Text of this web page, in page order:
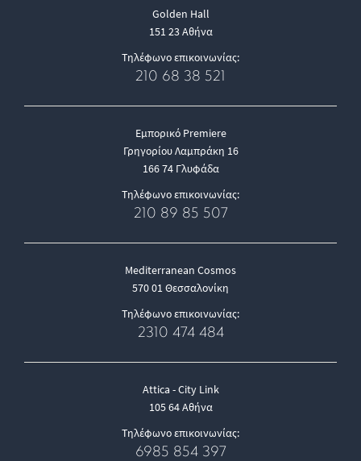
Golden Hall
151 23 Αθήνα
Τηλέφωνο επικοινωνίας:
210 68 38 521
Εμπορικό Premiere
Γρηγορίου Λαμπράκη 16
166 74 Γλυφάδα
Τηλέφωνο επικοινωνίας:
210 89 85 507
Mediterranean Cosmos
570 01 Θεσσαλονίκη
Τηλέφωνο επικοινωνίας:
2310 474 484
Attica - City Link
105 64 Αθήνα
Τηλέφωνο επικοινωνίας:
6985 854 397